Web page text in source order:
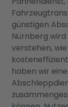
günstigen
Nürnberg
verstehen,
haben wir